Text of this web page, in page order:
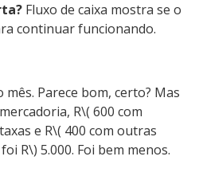
Fluxo de caixa mostra se o
continuar funcionando.
mês. Parece bom, certo? Mas
R\( 600 com
e R\( 400 com outras
R\) 5.000. Foi bem menos.